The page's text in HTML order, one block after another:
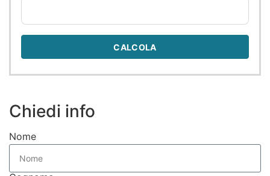
CALCOLA
Chiedi info
Nome